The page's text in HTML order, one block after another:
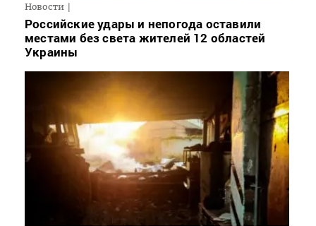
Новости
Российские удары и непогода оставили
местами без света жителей 12 областей
Украины